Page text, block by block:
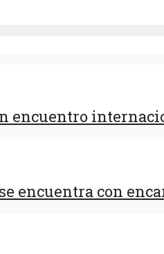
encuentro
encuentra con